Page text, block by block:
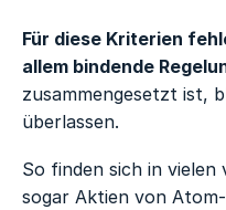
Für diese Kriterien
allem bindende
zusammengesetzt ist,
überlassen.
So finden sich in vielen
sogar Aktien von